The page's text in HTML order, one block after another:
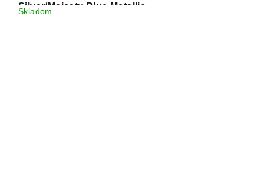
Silver/Majesty Blue Metallic
Skladom